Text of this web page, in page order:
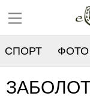
СПОРТ ФОТО
РЕЕСТР